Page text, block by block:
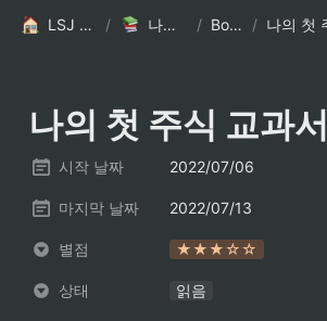
LSJ HOME / 나의 책장 / Books /
나의 첫 주식 교과서
시작 날짜 2022/07/06
마지막 날짜 2022/07/13
별점 ★★★☆☆
상태 읽음